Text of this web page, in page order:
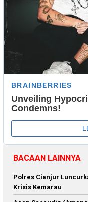
BACAAN LAINNYA
Polres Cianjur
Krisis Kemarau